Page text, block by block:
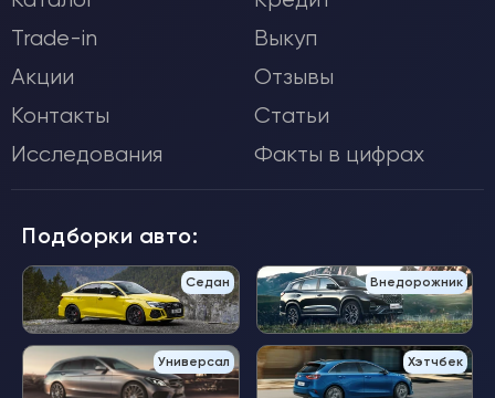
Trade-in
Выкуп
Акции
Отзывы
Контакты
Статьи
Исследования
Факты в цифрах
Подборки авто:
Седан Внедорожник
Универсал Хэтчбек